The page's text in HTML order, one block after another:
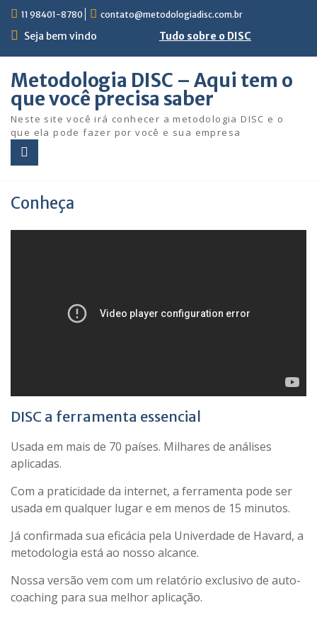
Skip
content
11 98401-8780 contato@metodologiadisc.com.br
Seja bem vindo Tudo sobre o DISC
Metodologia DISC – Aqui tem o
que você precisa saber
Neste site você irá conhecer a metodologia DISC e o
que ela pode fazer por você e sua empresa
Conheça
DISC a ferramenta essencial
Usada em mais de 70 países. Milhares de análises
aplicadas.
Com a praticidade da internet, a ferramenta pode ser
usada em qualquer lugar e em menos de 15 minutos.
Já confirmada sua eficácia pela Univerdade de Havard, a
metodologia está ao nosso alcance.
Nossa versão vem com um relatório exclusivo de auto-
coaching para sua melhor aplicação.